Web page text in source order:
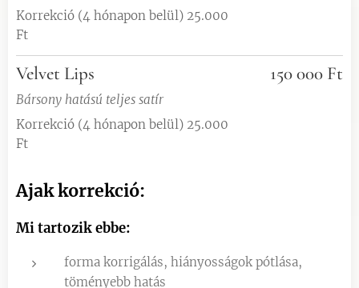
Korrekció (4 hónapon belül) 25.000
Ft
Velvet Lips
Bársony hatású teljes satír
Korrekció (4 hónapon belül) 25.000
Ft
150 000 Ft
Ajak korrekció:
Mi tartozik ebbe:
forma korrigálás, hiányosságok pótlása,
töményebb hatás